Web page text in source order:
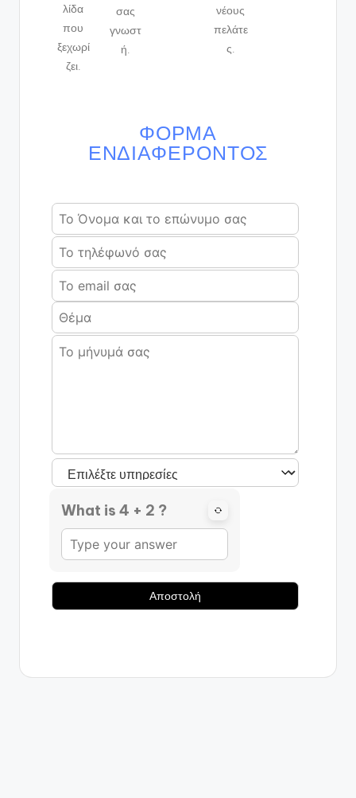
λίδα
που
ξεχωρί
ζει.
σας
γνωστ
ή.
νέους
πελάτε
ς.
ΦΌΡΜΑ
ΕΝΔΙΑΦΈΡΟΝΤΟΣ
What is 4 + 2 ?